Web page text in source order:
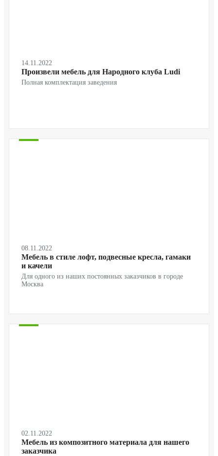
14.11.2022
Произвели мебель для Народного клуба Ludi
Полная комплектация заведения
08.11.2022
Мебель в стиле лофт, подвесные кресла, гамаки
и качели
Для одного из наших постоянных заказчиков в городе
Москва
02.11.2022
Мебель из композитного материала для нашего
заказчика